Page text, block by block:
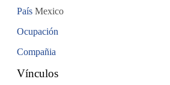
País Mexico
Ocupación
Compañia
Vínculos